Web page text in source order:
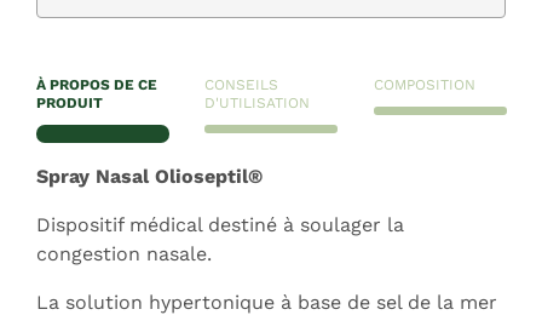
À PROPOS DE CE
PRODUIT
CONSEILS
D'UTILISATION
COMPOSITION
Spray Nasal Olioseptil®
Dispositif médical destiné à soulager la
congestion nasale.
La solution hypertonique à base de sel de la mer